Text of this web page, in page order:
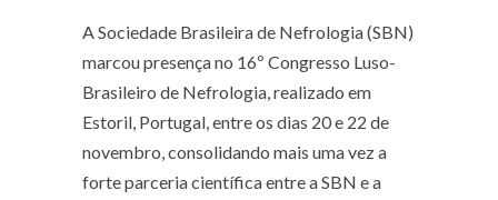
A Sociedade Brasileira de Nefrologia (SBN)
marcou presença no 16º Congresso Luso-
Brasileiro de Nefrologia, realizado em
Estoril, Portugal, entre os dias 20 e 22 de
novembro, consolidando mais uma vez a
forte parceria científica entre a SBN e a